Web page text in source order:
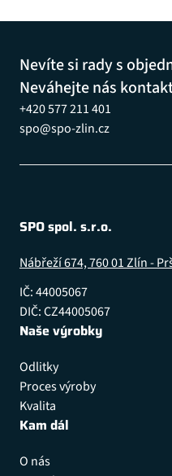
Nevíte si rady s
Neváhejte nás
+420 577 211 401
spo@spo-zlin.cz
SPO spol. s.r.o.
Nábřeží 674, 760 01 Zlín -
IČ: 44005067
DIČ: CZ44005067
Naše výrobky
Odlitky
Proces výroby
Kvalita
Kam dál
O nás